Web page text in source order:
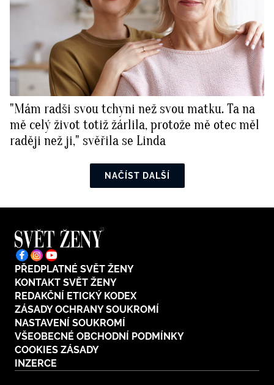
"Mám radši svou tchyni než svou matku. Ta na
mě celý život totiž žárlila, protože mě otec měl
raději než ji," svěřila se Linda
NAČÍST DALŠÍ
PŘEDPLATNÉ SVĚT ŽENY
KONTAKT SVĚT ŽENY
REDAKČNÍ ETICKÝ KODEX
ZÁSADY OCHRANY SOUKROMÍ
NASTAVENÍ SOUKROMÍ
VŠEOBECNÉ OBCHODNÍ PODMÍNKY
COOKIES ZÁSADY
INZERCE